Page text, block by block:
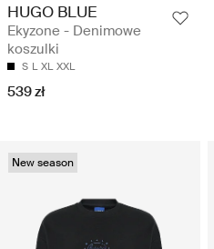
HUGO BLUE
Ekyzone - Denimowe
koszulki
S L XL XXL
539 zł
New season